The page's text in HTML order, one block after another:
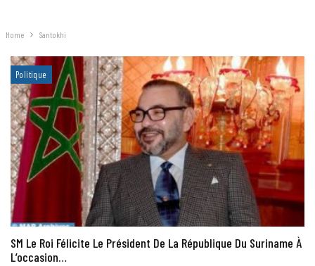
Home Santokhi
Politique
SM Le Roi Félicite Le Président De La République Du Suriname À
L’occasion…